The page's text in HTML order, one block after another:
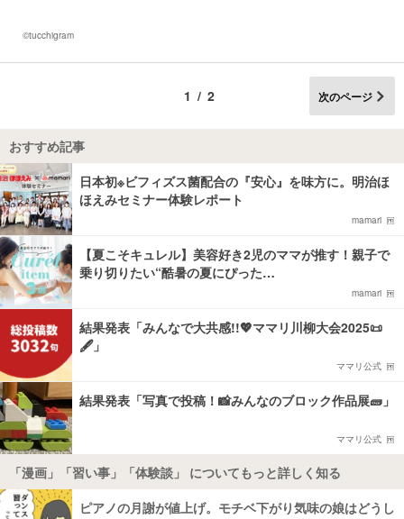
©tucchigram
1/2 次のページ
おすすめ記事
日本初※ビフィズス菌配合の『安心』を味方に。明治ほ
ほえみセミナー体験レポート
mamari
【夏こそキュレル】美容好き2児のママが推す！親子で
乗り切りたい“酷暑の夏にぴった…
mamari
結果発表「みんなで大共感!!💖ママリ川柳大会2025📜
🖋️」
ママリ公式
結果発表「写真で投稿！📸みんなのブロック作品展🧱」
ママリ公式
「漫画」「習い事」「体験談」 についてもっと詳しく知る
ピアノの月謝が値上げ。モチベ下がり気味の娘はどうし